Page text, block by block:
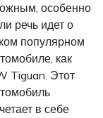
особенно
речь идет о
популярном
как
Tiguan. Этот
в себе